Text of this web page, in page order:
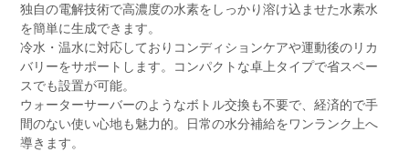
Hydroad600
卓
上
タ
イ
プ
個
独自の電解技術で高濃度の水素をしっかり溶け込ませた水素水
を簡単に生成できます。
冷水・温水に対応しておりコンディションケアや運動後のリカ
バリーをサポートします。コンパクトな卓上タイプで省スペー
スでも設置が可能。
ウォーターサーバーのようなボトル交換も不要で、経済的で手
間のない使い心地も魅力的。日常の水分補給をワンランク上へ
導きます。